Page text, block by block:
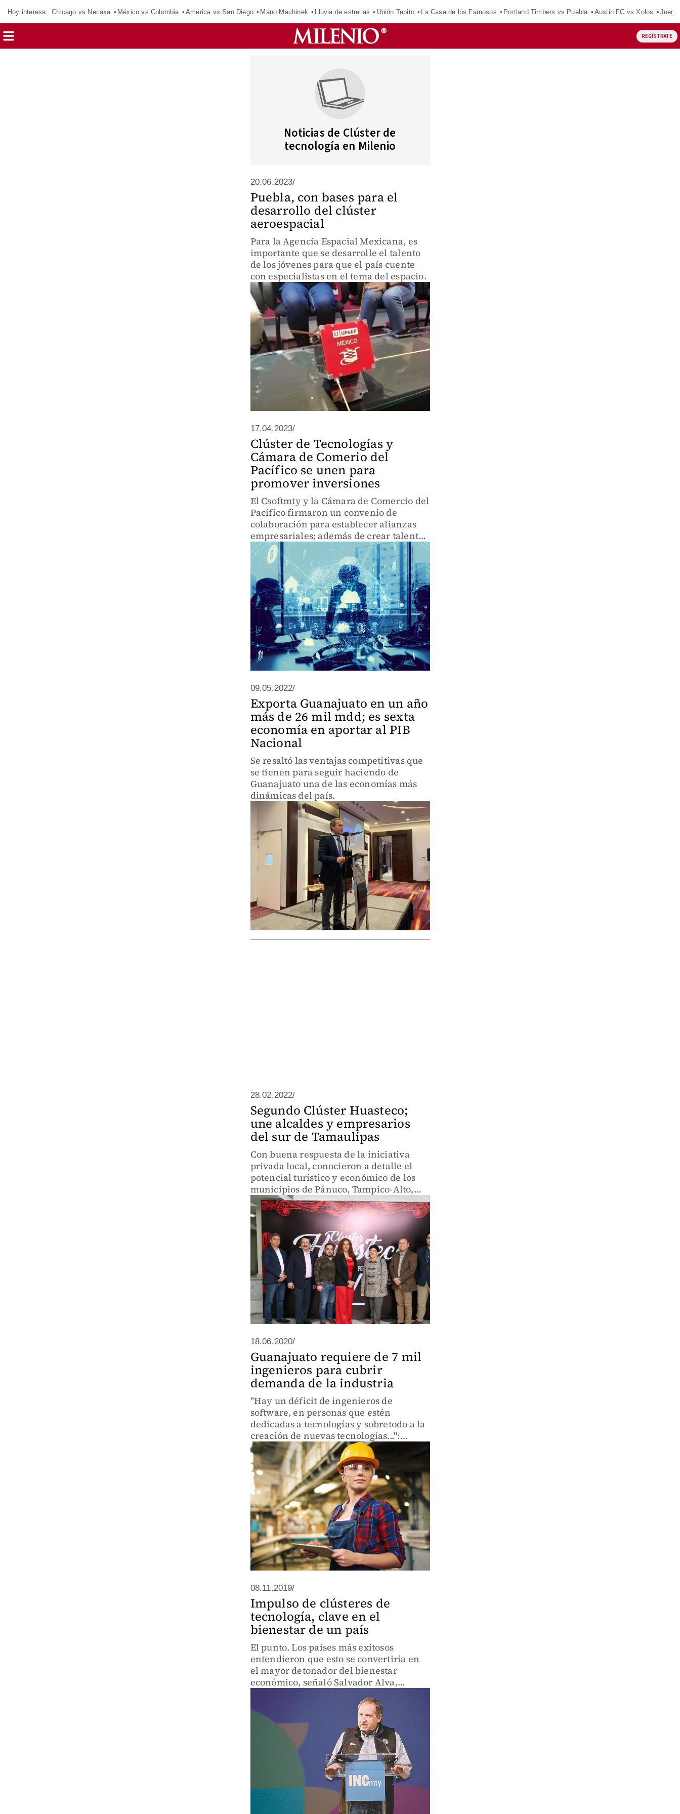
Hoy interesa: Chicago vs Necaxa México vs Colombia América vs San Diego Mano Machinek Lluvia de estrellas Unión Tepito La Casa de los Famosos Portland Timbers vs Puebla Austin FC vs Xolos
REGÍSTRATE
Noticias de Clúster de
tecnología en Milenio
20.06.2023/
Puebla, con bases para el
desarrollo del clúster
aeroespacial
Para la Agencia Espacial Mexicana, es
importante que se desarrolle el talento
de los jóvenes para que el país cuente
con especialistas en el tema del espacio.
17.04.2023/
Clúster de Tecnologías y
Cámara de Comerio del
Pacífico se unen para
promover inversiones
El Csoftmty y la Cámara de Comercio del
Pacífico firmaron un convenio de
colaboración para establecer alianzas
empresariales; además de crear talento
altamente capacitado
09.05.2022/
Exporta Guanajuato en un año
más de 26 mil mdd; es sexta
economía en aportar al PIB
Nacional
Se resaltó las ventajas competitivas que
se tienen para seguir haciendo de
Guanajuato una de las economías más
dinámicas del país.
28.02.2022/
Segundo Clúster Huasteco;
une alcaldes y empresarios
del sur de Tamaulipas
Con buena respuesta de la iniciativa
privada local, conocieron a detalle el
potencial turístico y económico de los
municipios de Pánuco, Tampico-Alto,
Pueblo Viejo, Chontla y Aldama.
18.06.2020/
Guanajuato requiere de 7 mil
ingenieros para cubrir
demanda de la industria
"Hay un déficit de ingenieros de
software, en personas que estén
dedicadas a tecnologías y sobretodo a la
creación de nuevas tecnologías...":
Selene Díez.
08.11.2019/
Impulso de clústeres de
tecnología, clave en el
bienestar de un país
El punto. Los países más exitosos
entendieron que esto se convertiría en
el mayor detonador del bienestar
económico, señaló Salvador Alva,